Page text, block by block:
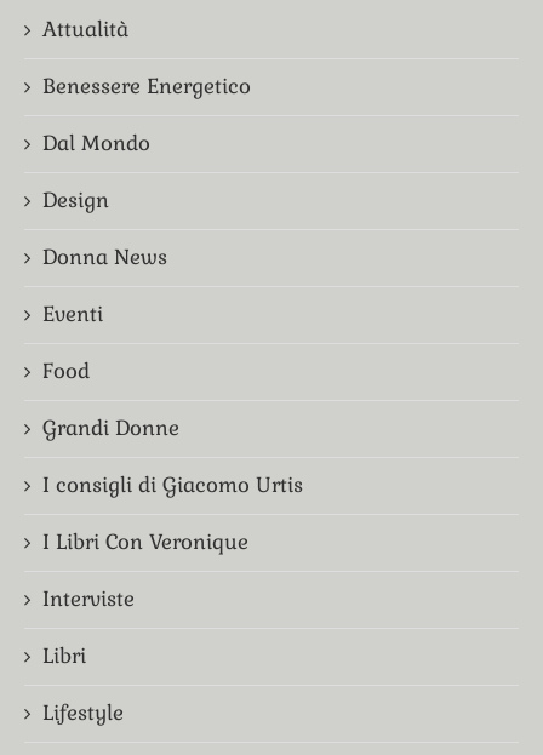
Attualità
Benessere Energetico
Dal Mondo
Design
Donna News
Eventi
Food
Grandi Donne
I consigli di Giacomo Urtis
I Libri Con Veronique
Interviste
Libri
Lifestyle